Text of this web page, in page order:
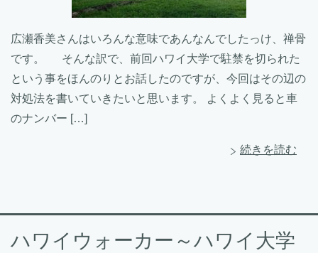
広瀬香美さんはいろんな意味であんなんでしたっけ、禅骨
です。 そんな訳で、前回ハワイ大学で駐禁を切られた
という事をほんのりとお話したのですが、今回はその辺の
対処法を書いていきたいと思います。 よくよく見ると車
のナンバー […]
続きを読む
ハワイウォーカー～ハワイ大学